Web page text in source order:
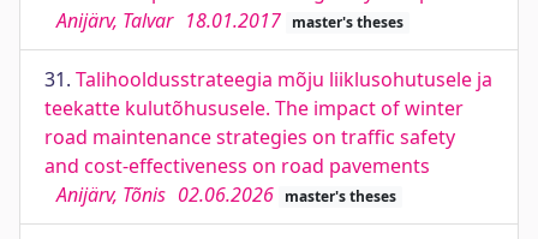
Anijärv, Talvar 18.01.2017 master's theses
31. Talihooldusstrateegia mõju liiklusohutusele ja
teekatte kulutõhususele. The impact of winter
road maintenance strategies on traffic safety
and cost-effectiveness on road pavements
Anijärv, Tõnis 02.06.2026 master's theses